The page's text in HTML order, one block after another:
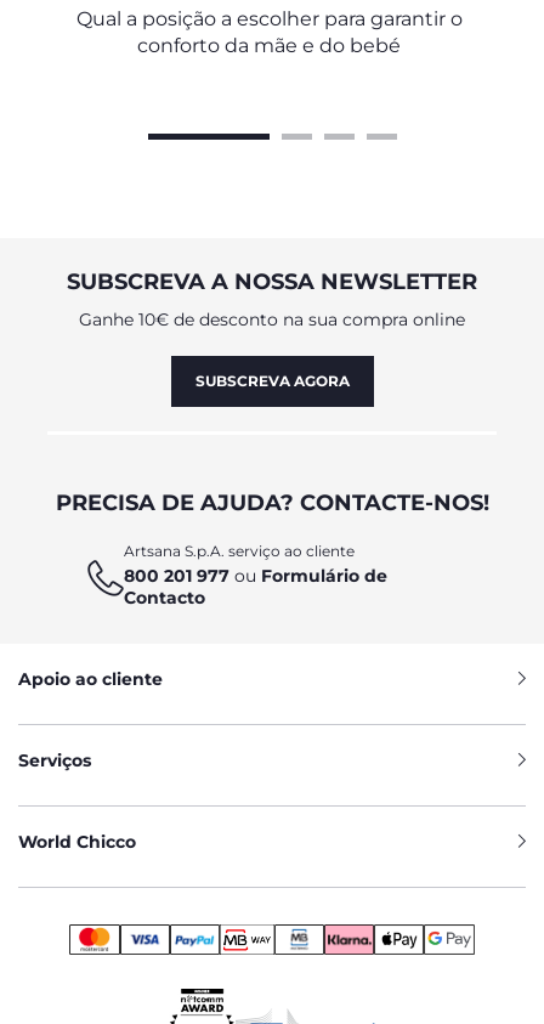
Qual a posição a escolher para garantir o
conforto da mãe e do bebé
SUBSCREVA A NOSSA NEWSLETTER
Ganhe 10€ de desconto na sua compra online
SUBSCREVA AGORA
PRECISA DE AJUDA? CONTACTE-NOS!
Artsana S.p.A. serviço ao cliente
800 201 977 ou Formulário de
Contacto
Apoio ao cliente
Serviços
World Chicco